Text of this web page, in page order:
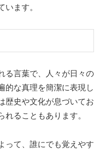
います。
る言葉で、人々が日々の
的な真理を簡潔に表現し
歴史や文化が息づいてお
れることもあります。
って、誰にでも覚えやす